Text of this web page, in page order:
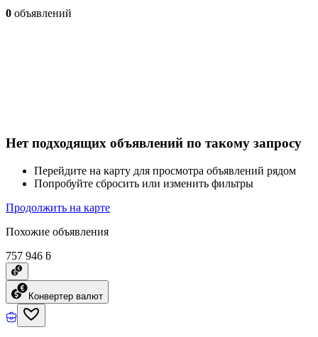
0 объявлений
Нет подходящих объявлений по такому запросу
Перейдите на карту для просмотра объявлений рядом
Попробуйте сбросить или изменить фильтры
Продолжить на карте
Похожие объявления
757 946 ƃ
Конвертер валют